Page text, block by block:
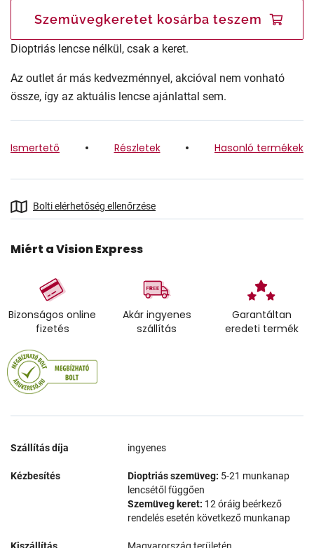
Szemüvegkeretet kosárba teszem
Dioptriás lencse nélkül, csak a keret.
Az outlet ár más kedvezménnyel, akcióval nem vonható
össze, így az aktuális lencse ajánlattal sem.
Ismertető Részletek Hasonló termékek
Bolti elérhetőség ellenőrzése
Miért a Vision Express
Bizonságos online
fizetés
Akár ingyenes
szállítás
Garantáltan
eredeti termék
Szállítás díja ingyenes
Kézbesítés Dioptriás szemüveg: 5-21 munkanap
lencsétől függően
Szemüveg keret: 12 óráig beérkező
rendelés esetén következő munkanap
Kiszállítás Magyarország területén